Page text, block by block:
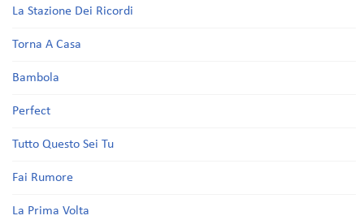
La Stazione Dei Ricordi
Torna A Casa
Bambola
Perfect
Tutto Questo Sei Tu
Fai Rumore
La Prima Volta